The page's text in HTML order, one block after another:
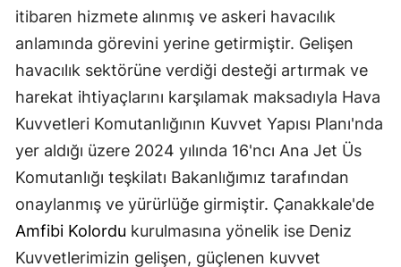
itibaren hizmete alınmış ve askeri havacılık
anlamında görevini yerine getirmiştir. Gelişen
havacılık sektörüne verdiği desteği artırmak ve
harekat ihtiyaçlarını karşılamak maksadıyla Hava
Kuvvetleri Komutanlığının Kuvvet Yapısı Planı'nda
yer aldığı üzere 2024 yılında 16'ncı Ana Jet Üs
Komutanlığı teşkilatı Bakanlığımız tarafından
onaylanmış ve yürürlüğe girmiştir. Çanakkale'de
Amfibi Kolordu kurulmasına yönelik ise Deniz
Kuvvetlerimizin gelişen, güçlenen kuvvet